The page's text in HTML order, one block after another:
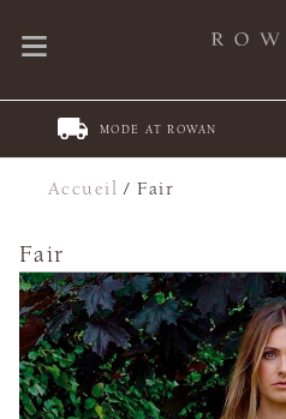
MODE AT ROWAN
Accueil /Fair
Fair